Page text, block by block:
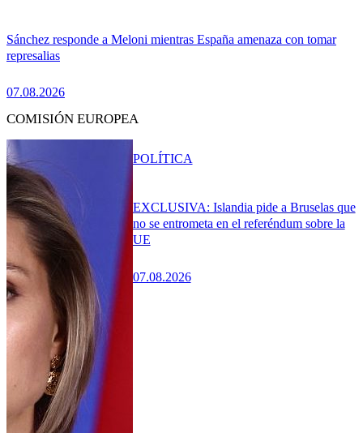
Sánchez responde a Meloni mientras España amenaza con tomar
represalias
07.08.2026
COMISIÓN EUROPEA
EXCLUSIVA: Islandia pide a Bruselas que
no se entrometa en el referéndum sobre la
UE
07.08.2026
POLÍTICA